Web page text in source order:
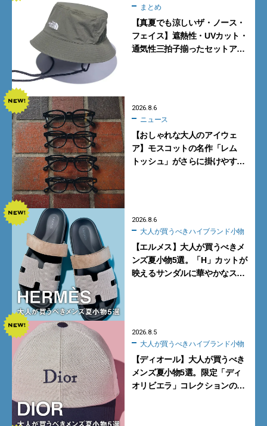
まとめ
【真夏でも涼しいザ・ノース・
フェイス】遮熱性・UVカット・
通気性三拍子揃ったセットアッ
2026.8.6
ニュース
【おしゃれな大人のアイウェ
ア】モスコットの名作「レム
トッシュ」がさらに掛けやす
2026.8.6
大人が買うべきハイブランド小物
【エルメス】大人が買うべきメ
ンズ夏小物5選。「H」カットが
映えるサンダルに華やかなス
2026.8.5
大人が買うべきハイブランド小物
【ディオール】大人が買うべき
メンズ夏小物5選。限定「ディ
オリビエラ」コレクションの